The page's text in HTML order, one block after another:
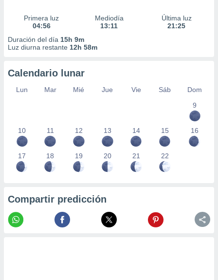
Primera luz
04:56
Mediodía
13:11
Última luz
21:25
Duración del día 15h 9m
Luz diurna restante 12h 58m
Calendario lunar
Lun Mar Mié Jue Vie Sáb
Dom
9
10 11 12 13 14 15 16
17 18 19 20 21 22
Compartir predicción